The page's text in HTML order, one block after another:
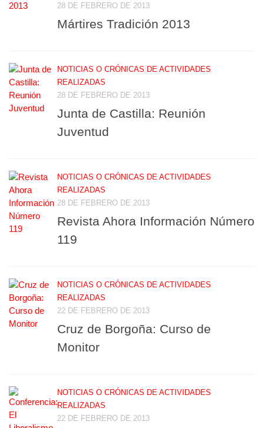
28 DE FEBRERO DE 2013
Mártires Tradición 2013
NOTICIAS O CRÓNICAS DE ACTIVIDADES
REALIZADAS
28 DE FEBRERO DE 2013
Junta de Castilla: Reunión
Juventud
NOTICIAS O CRÓNICAS DE ACTIVIDADES
REALIZADAS
28 DE FEBRERO DE 2013
Revista Ahora Información Número
119
NOTICIAS O CRÓNICAS DE ACTIVIDADES
REALIZADAS
22 DE FEBRERO DE 2013
Cruz de Borgoña: Curso de
Monitor
NOTICIAS O CRÓNICAS DE ACTIVIDADES
REALIZADAS
22 DE FEBRERO DE 2013